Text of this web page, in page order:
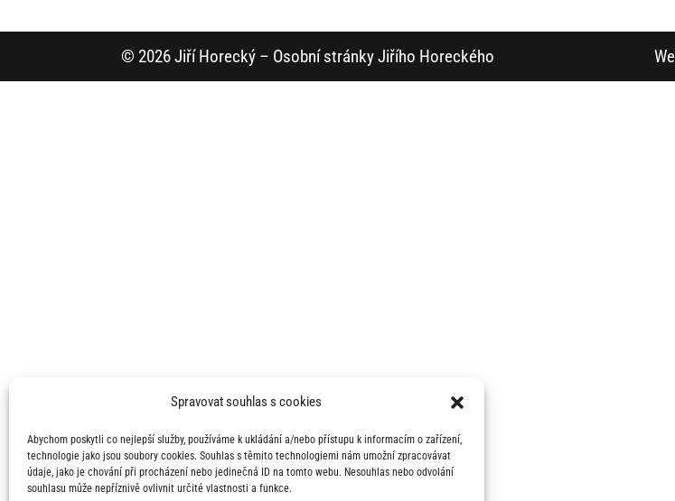
Spravovat souhlas s cookies
Abychom poskytli co nejlepší služby, používáme k ukládání a/nebo přístupu k informacím o zařízení,
technologie jako jsou soubory cookies. Souhlas s těmito technologiemi nám umožní zpracovávat
údaje, jako je chování při procházení nebo jedinečná ID na tomto webu. Nesouhlas nebo odvolání
souhlasu může nepříznivě ovlivnit určité vlastnosti a funkce.
© 2026 Jiří Horecký – Osobní stránky Jiřího Horeckého